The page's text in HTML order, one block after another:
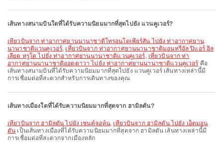
เส้นทางสนามบินใดที่ได้รับความนิยมมากที่สุดไปยัง แวนคูเวอร์?
เที่ยวบินจาก ท่าอากาศยานนานาชาติโทรอนโตเพียร์สัน ไปยัง ท่าอากาศยาน
นานาชาติแวนคูเวอร์, เที่ยวบินจาก ท่าอากาศยานนานาชาติมอนทรีอัล ปิแอร์ อิล
เลียต ทรูโด ไปยัง ท่าอากาศยานนานาชาติแวนคูเวอร์, เที่ยวบินจาก ท่า
อากาศยานนานาชาติออตตาวา ไปยัง ท่าอากาศยานนานาชาติแวนคูเวอร์ คือ
เส้นทางสนามบินที่ได้รับความนิยมมากที่สุดไปยัง แวนคูเวอร์ เส้นทางเหล่านี้มี
การเชื่อมต่อที่สะดวกสำหรับการเดินทางของคุณ
เส้นทางเมืองใดที่ได้รับความนิยมมากที่สุดจาก ฮามิลตัน?
เที่ยวบินจาก ฮามิลตัน ไปยัง เซนต์จอห์น, เที่ยวบินจาก ฮามิลตัน ไปยัง เอ็ดมอน
ตัน เป็นเส้นทางเมืองที่ได้รับความนิยมมากที่สุดจาก ฮามิลตัน เส้นทางเหล่านี้มี
การเชื่อมต่อที่สะดวกจากเมืองหลัก